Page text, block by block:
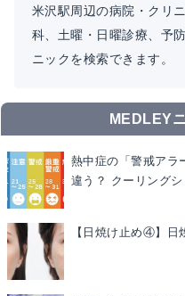
米沢駅周辺の病院・クリ
科、土曜・日曜診療、予
ニックを検索できます。
MEDLEY
熱中症の「警戒アラ
違う？ クーリング
【日焼け止め④】日